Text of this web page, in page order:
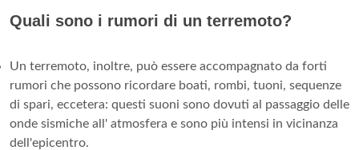
Quali sono i rumori di un terremoto?
Un terremoto, inoltre, può essere accompagnato da forti
rumori che possono ricordare boati, rombi, tuoni, sequenze
di spari, eccetera: questi suoni sono dovuti al passaggio delle
onde sismiche all' atmosfera e sono più intensi in vicinanza
dell'epicentro.